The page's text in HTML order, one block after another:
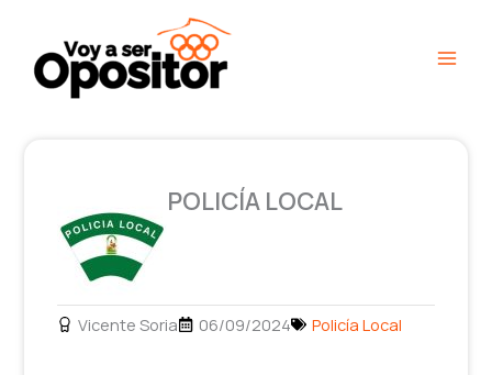
contenido
POLICÍA LOCAL
Vicente Soria 06/09/2024 Policía Local